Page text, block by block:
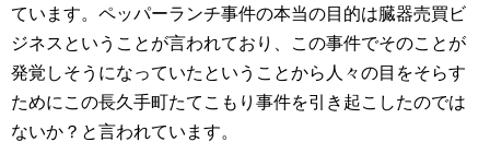
ています。ペッパーランチ事件の本当の目的は臓器売買ビ
ジネスということが言われており、この事件でそのことが
発覚しそうになっていたということから人々の目をそらす
ためにこの長久手町たてこもり事件を引き起こしたのでは
ないか？と言われています。